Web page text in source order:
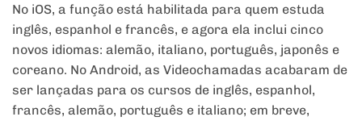
No iOS, a função está habilitada para quem estuda
inglês, espanhol e francês, e agora ela inclui cinco
novos idiomas: alemão, italiano, português, japonês e
coreano. No Android, as Videochamadas acabaram de
ser lançadas para os cursos de inglês, espanhol,
francês, alemão, português e italiano; em breve,